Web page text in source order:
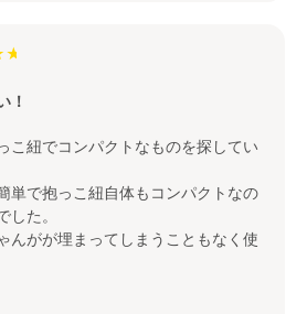
！
こ紐でコンパクトなものを探してい
単で抱っこ紐自体もコンパクトなの
した。
んがが埋まってしまうこともなく使